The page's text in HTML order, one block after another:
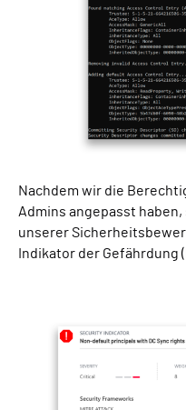
Nachdem wir die
Admins angepasst
unserer
Indikator der Gefährdung